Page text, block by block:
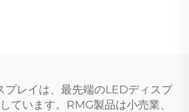
プレイは、最先端のLEDディスプ
ています。RMG製品は小売業、